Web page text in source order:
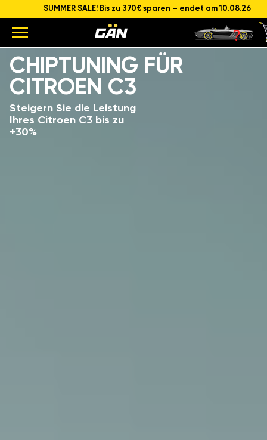
SUMMER SALE! Bis zu 370€ sparen – endet am 10.08.26
CHIPTUNING FÜR
CITROEN C3
Steigern Sie die Leistung
Ihres Citroen C3 bis zu
+30%
Modell
Hubraum und Leistung des Motors